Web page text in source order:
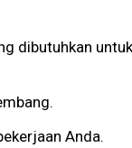
dibutuhkan
Anda.